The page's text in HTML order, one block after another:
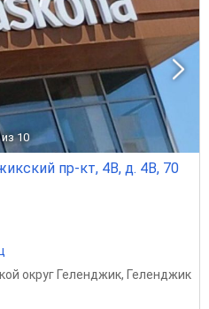
из 10
пр-кт, 4В, д. 4В, 70
округ Геленджик, Геленджик